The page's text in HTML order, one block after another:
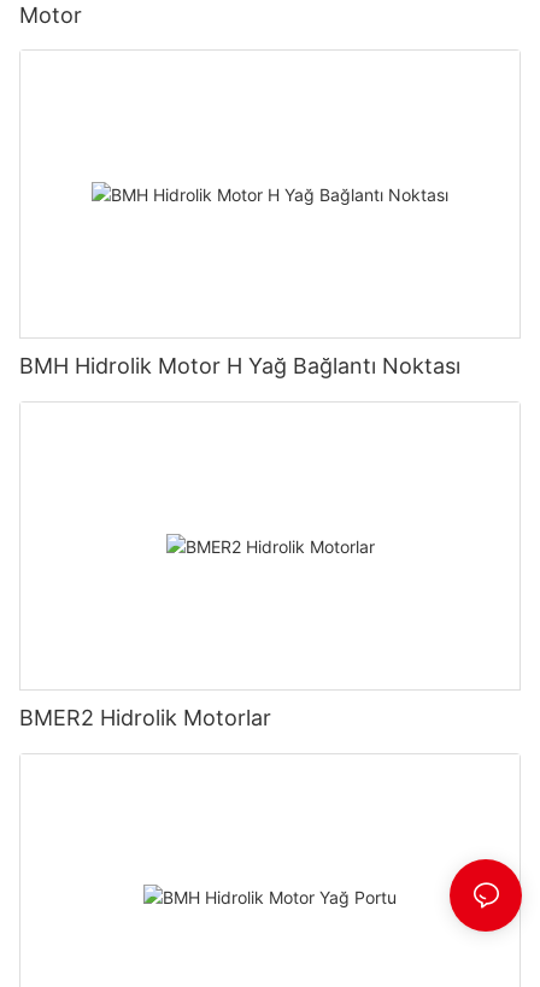
Motor
BMH Hidrolik Motor H Yağ Bağlantı Noktası
BMER2 Hidrolik Motorlar